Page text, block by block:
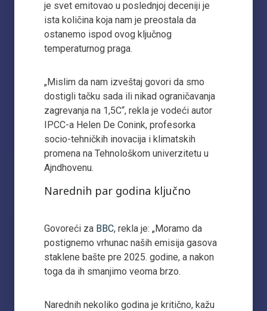
je svet emitovao u poslednjoj deceniji je
ista količina koja nam je preostala da
ostanemo ispod ovog ključnog
temperaturnog praga.
„Mislim da nam izveštaj govori da smo
dostigli tačku sada ili nikad ograničavanja
zagrevanja na 1,5C“, rekla je vodeći autor
IPCC-a Helen De Conink, profesorka
socio-tehničkih inovacija i klimatskih
promena na Tehnološkom univerzitetu u
Ajndhovenu.
Narednih par godina ključno
Govoreći za BBC, rekla je: „Moramo da
postignemo vrhunac naših emisija gasova
staklene bašte pre 2025. godine, a nakon
toga da ih smanjimo veoma brzo.
Narednih nekoliko godina je kritično, kažu